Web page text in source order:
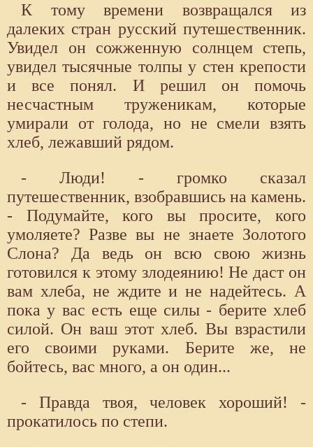
К тому времени возвращался из
далеких стран русский путешественник.
Увидел он сожженную солнцем степь,
увидел тысячные толпы у стен крепости
и все понял. И решил он помочь
несчастным труженикам, которые
умирали от голода, но не смели взять
хлеб, лежавший рядом.
- Люди! - громко сказал
путешественник, взобравшись на камень.
- Подумайте, кого вы просите, кого
умоляете? Разве вы не знаете Золотого
Слона? Да ведь он всю свою жизнь
готовился к этому злодеянию! Не даст он
вам хлеба, не ждите и не надейтесь. А
пока у вас есть еще силы - берите хлеб
силой. Он ваш этот хлеб. Вы взрастили
его своими руками. Берите же, не
бойтесь, вас много, а он один...
- Правда твоя, человек хороший! -
прокатилось по степи.